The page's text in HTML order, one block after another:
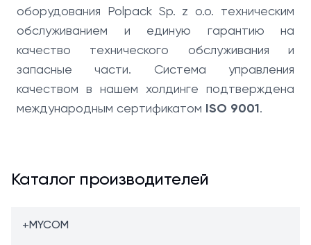
оборудования Polpack Sp. z o.o. техническим
обслуживанием и единую гарантию на
качество технического обслуживания и
запасные части. Система управления
качеством в нашем холдинге подтверждена
международным сертификатом ISO 9001.
Каталог производителей
+MYCOM